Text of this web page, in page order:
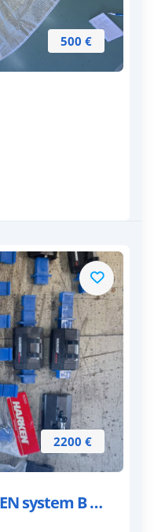
500 €
2200 €
Lot de chariots HARKEN system B 27mm